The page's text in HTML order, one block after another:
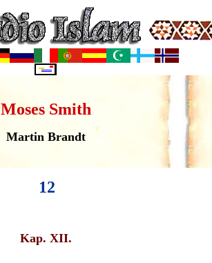
Moses Smith
Martin Brandt
12
Kap. XII.